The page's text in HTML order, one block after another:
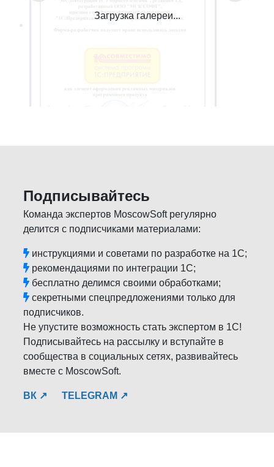
Загрузка галереи...
Подписывайтесь
Команда экспертов MoscowSoft регулярно
делится с подписчиками материалами:
инструкциями и советами по разработке на 1С;
рекомендациями по интеграции 1С;
бесплатно делимся своими обработками;
секретными спецпредложениями только для
подписчиков.
Не упустите возможность стать экспертом в 1С!
Подписывайтесь на рассылку и вступайте в
сообщества в социальных сетях, развивайтесь
вместе с MoscowSoft.
ВК ↗ TELEGRAM ↗